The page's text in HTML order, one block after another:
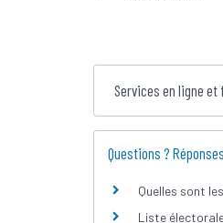
Services en ligne
Questions ?
Quelles sont
Liste